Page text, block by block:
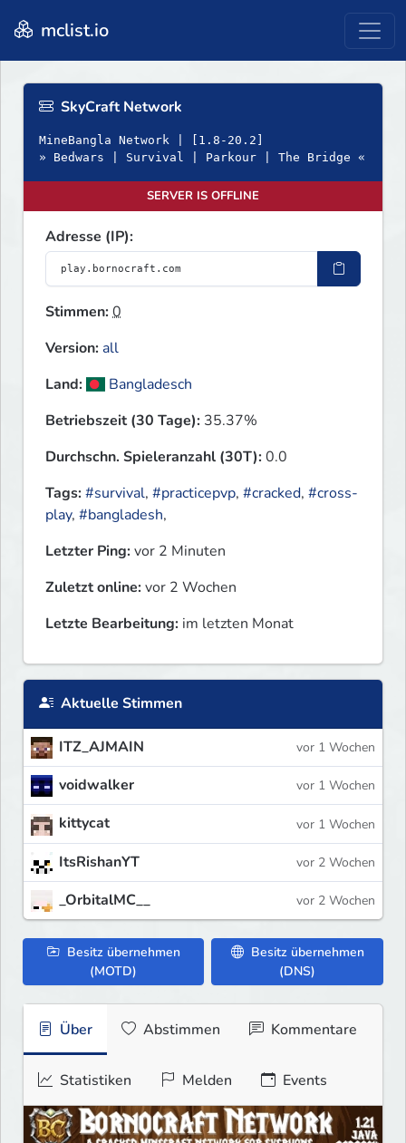
mclist.io
SkyCraft Network
MineBangla Network | [1.8-20.2]
» Bedwars | Survival | Parkour | The Bridge «
SERVER IS OFFLINE
Adresse (IP):
Stimmen:0
Version: all
Land:
Bangladesch
Betriebszeit (30 Tage): 35.37%
Durchschn. Spieleranzahl (30T):0.0
Tags:#survival, #practicepvp, #cracked, #cross-
play, #bangladesh,
Letzter Ping:vor 2 Minuten
Zuletzt online:vor 2 Wochen
Letzte Bearbeitung: im letzten Monat
Aktuelle Stimmen
ITZ_AJMAIN vor 1 Wochen
voidwalker vor 1 Wochen
kittycat vor 1 Wochen
ItsRishanYT vor 2 Wochen
_OrbitalMC__ vor 2 Wochen
Besitz übernehmen
(MOTD)
Besitz übernehmen
(DNS)
Über Abstimmen Kommentare
Statistiken Melden Events